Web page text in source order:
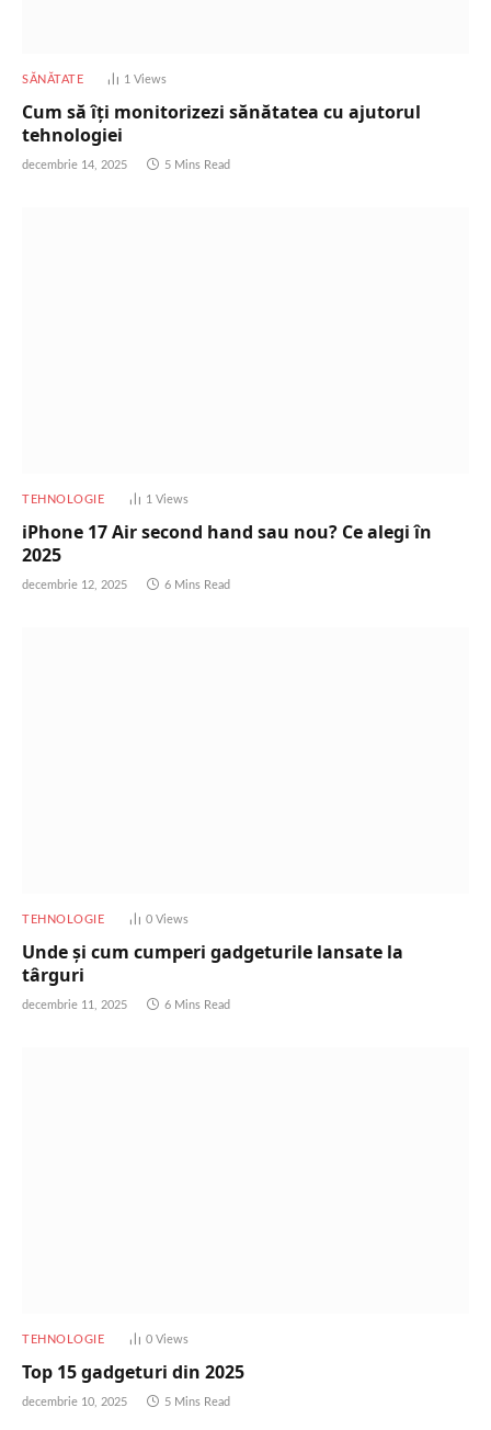
SĂNĂTATE 1Views
Cum să îți monitorizezi sănătatea cu ajutorul
tehnologiei
decembrie 14, 2025 5 Mins Read
TEHNOLOGIE 1 Views
iPhone 17 Air second hand sau nou? Ce alegi în
2025
decembrie 12, 2025 6 Mins Read
TEHNOLOGIE 0 Views
Unde și cum cumperi gadgeturile lansate la
târguri
decembrie 11, 2025 6 Mins Read
TEHNOLOGIE 0 Views
Top 15 gadgeturi din 2025
decembrie 10, 2025 5 Mins Read